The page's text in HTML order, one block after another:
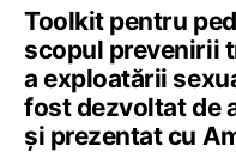
Toolkit pentru
scopul prevenirii
a exploatării
fost dezvoltat de
și prezentat cu